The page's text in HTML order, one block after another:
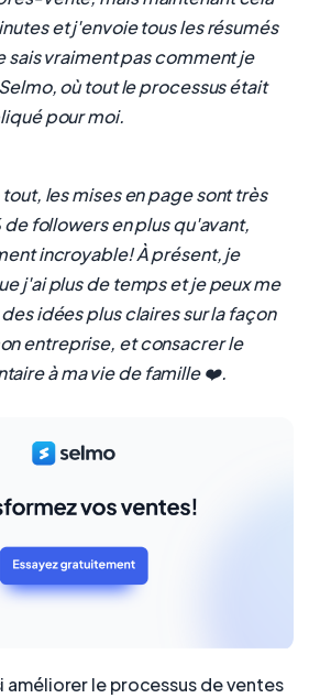
et j'envoie tous les résumés
sais vraiment pas comment je
où tout le processus était
pour moi.
les mises en page sont très
followers en plus qu'avant,
incroyable! À présent, je
j'ai plus de temps et je peux me
idées plus claires sur la façon
entreprise, et consacrer le
à ma vie de famille ❤️.
améliorer le processus de ventes